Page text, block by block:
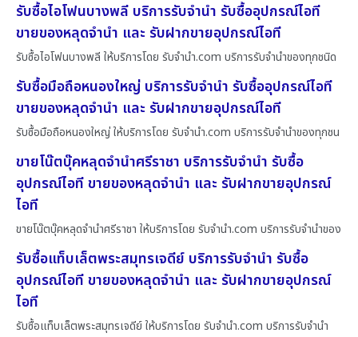
รับซื้อไอโฟนบางพลี บริการรับจำนำ รับซื้ออุปกรณ์ไอที
ขายของหลุดจำนำ และ รับฝากขายอุปกรณ์ไอที
รับซื้อไอโฟนบางพลี ให้บริการโดย รับจํานํา.com บริการรับจำนำของทุกชนิด
รับซื้อมือถือหนองใหญ่ บริการรับจำนำ รับซื้ออุปกรณ์ไอที
ขายของหลุดจำนำ และ รับฝากขายอุปกรณ์ไอที
รับซื้อมือถือหนองใหญ่ ให้บริการโดย รับจํานํา.com บริการรับจำนำของทุกชน
ขายโน๊ตบุ๊คหลุดจำนำศรีราชา บริการรับจำนำ รับซื้อ
อุปกรณ์ไอที ขายของหลุดจำนำ และ รับฝากขายอุปกรณ์
ไอที
ขายโน๊ตบุ๊คหลุดจำนำศรีราชา ให้บริการโดย รับจํานํา.com บริการรับจำนำของ
รับซื้อแท็บเล็ตพระสมุทรเจดีย์ บริการรับจำนำ รับซื้อ
อุปกรณ์ไอที ขายของหลุดจำนำ และ รับฝากขายอุปกรณ์
ไอที
รับซื้อแท็บเล็ตพระสมุทรเจดีย์ ให้บริการโดย รับจํานํา.com บริการรับจำนำ